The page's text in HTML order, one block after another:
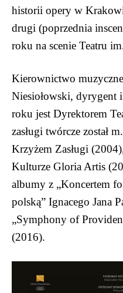
historii opery w
drugi (poprzednia
roku na scenie Teatru
Kierownictwo
Niesiołowski, dyrygent
roku jest Dyrektorem
zasługi twórcze został
Krzyżem Zasługi
Kulturze Gloria Artis
albumy z „Koncertem
polską” Ignacego Jana
„Symphony of
(2016).